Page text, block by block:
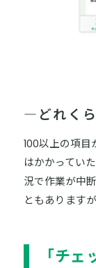
―どれく
100以上の項
はかかってい
況で作業が中
ともあります
「チ